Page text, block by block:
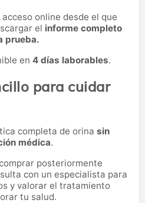
online desde el que
el informe completo
prueba.
en 4 días laborables.
para cuidar
completa de orina sin
médica.
posteriormente
con un especialista para
y valorar el tratamiento
tu salud.